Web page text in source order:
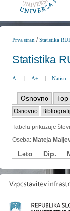
Prva stran /Statistika
Statistika
A- | A+ | Natisni
Osnovno Top
Osnovno
Tabela prikazuje
Oseba: Mateja
Leto Dip.